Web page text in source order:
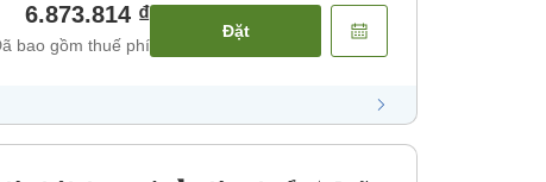
6.873.814 ₫
bao gồm thuế phí
Đặt